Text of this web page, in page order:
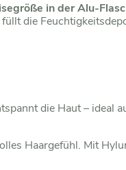
in der Alu-
die
die Haut – ideal
Haargefühl. Mit